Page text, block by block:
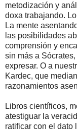
metodización y
doxa trabajando.
La mente
las posibilidades
comprensión y
sin más a
expresar. O a
Kardec, que
razonamientos
Libros científicos,
atestiguar la
ratificar con el dato